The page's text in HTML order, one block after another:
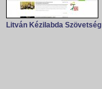
Litván Kézilabda Szövetség